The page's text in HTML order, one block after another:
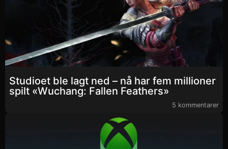
Studioet ble lagt ned – nå har fem millioner
spilt «Wuchang: Fallen Feathers»
5 kommentarer